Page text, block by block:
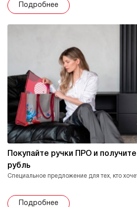
Подробнее
Покупайте ручки ПРО и
рубль
Специальное предложение для тех, кто
Подробнее